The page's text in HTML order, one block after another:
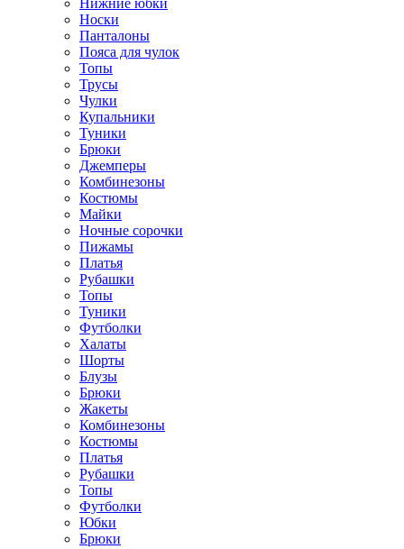
Носки
Панталоны
Поясa для чулок
Топы
Трусы
Чулки
Купальники
Туники
Брюки
Джемперы
Комбинезоны
Костюмы
Майки
Ночные сорочки
Пижамы
Платья
Рубашки
Топы
Туники
Футболки
Халаты
Шорты
Блузы
Брюки
Жакеты
Комбинезоны
Костюмы
Платья
Рубашки
Топы
Футболки
Юбки
Брюки